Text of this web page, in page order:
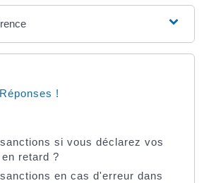
!
si vous déclarez vos
retard ?
en cas d'erreur dans